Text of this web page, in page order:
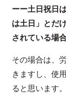
ーー土日祝日
は土日」とだ
されている場
その場合は、
きますし、使
ると思います